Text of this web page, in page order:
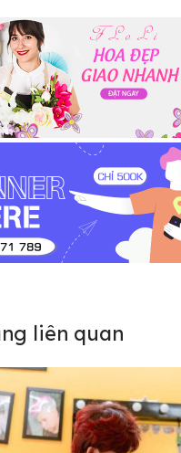
liên quan